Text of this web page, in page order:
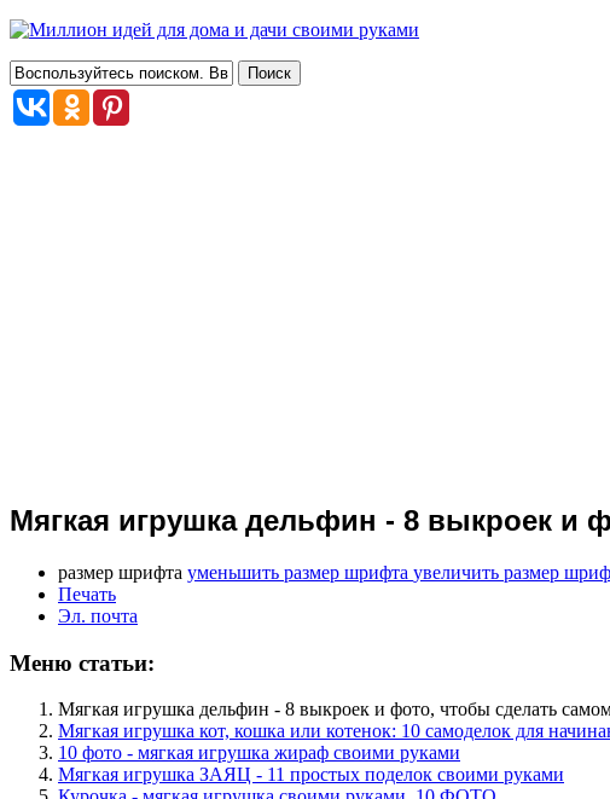
Мягкая игрушка дельфин - 8 выкроек и
размер шрифта уменьшить размер шрифта увеличить размер
Печать
Эл. почта
Меню статьи:
Мягкая игрушка дельфин - 8 выкроек и фото, чтобы сделать
Мягкая игрушка кот, кошка или котенок: 10 самоделок для
10 фото - мягкая игрушка жираф своими руками
Мягкая игрушка ЗАЯЦ - 11 простых поделок своими руками